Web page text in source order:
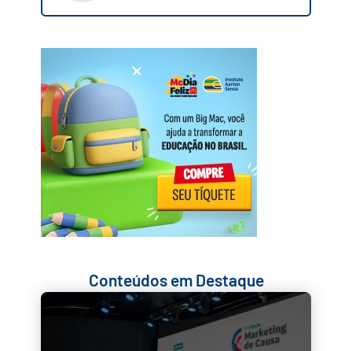
Conteúdos em Destaque